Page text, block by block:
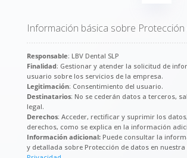
Información básica sobre
Responsable: LBV Dental SLP
Finalidad: Gestionar y atender la solicitud de
usuario sobre los servicios de la empresa.
Legitimación: Consentimiento del usuario.
Destinatarios: No se cederán datos a terceros,
legal.
Derechos: Acceder, rectificar y suprimir los
derechos, como se explica en la información
Información adicional:Puede consultar la
y detallada sobre Protección de datos en nuestra